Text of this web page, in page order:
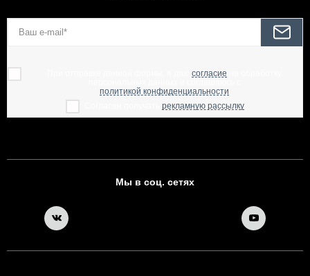
согласие
политикой конфиденциальности
рекламную рассылку
Мы в соц. сетях